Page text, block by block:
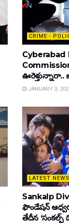
CRIME -
Cyberabad
ఊరెళ్తున్నారా..
JANUARY 3,
LATEST NEWS
Sankalp
ఫౌండేషన్
తేదీన ‘సంకల్ప్